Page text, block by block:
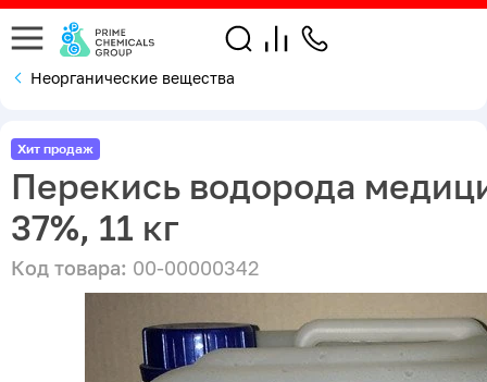
Неорганические вещества
Хит продаж
Перекись водорода
37%, 11 кг
Код товара: 00-00000342